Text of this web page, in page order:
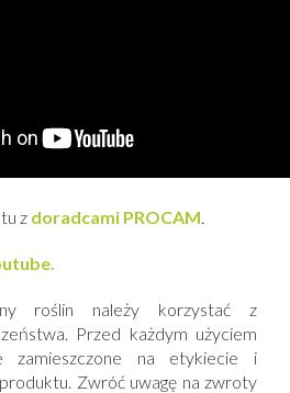
z doradcami PROCAM.
roślin należy korzystać z
Przed każdym użyciem
zamieszczone na etykiecie i
Zwróć uwagę na zwroty